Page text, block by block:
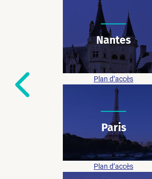
Nantes
07 48 73 28 31
17 rue Océane (FLEX-O)
44800 Saint-Herblain
Plan d’accès
Paris
07 48 73 28 31
82 Av. du Maine – Wojo
75014 Paris
Plan d’accès